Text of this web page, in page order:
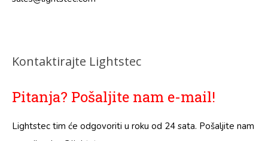
Kontaktirajte Lightstec
Pitanja? Pošaljite nam e-mail!
Lightstec tim će odgovoriti u roku od 24 sata. Pošaljite nam